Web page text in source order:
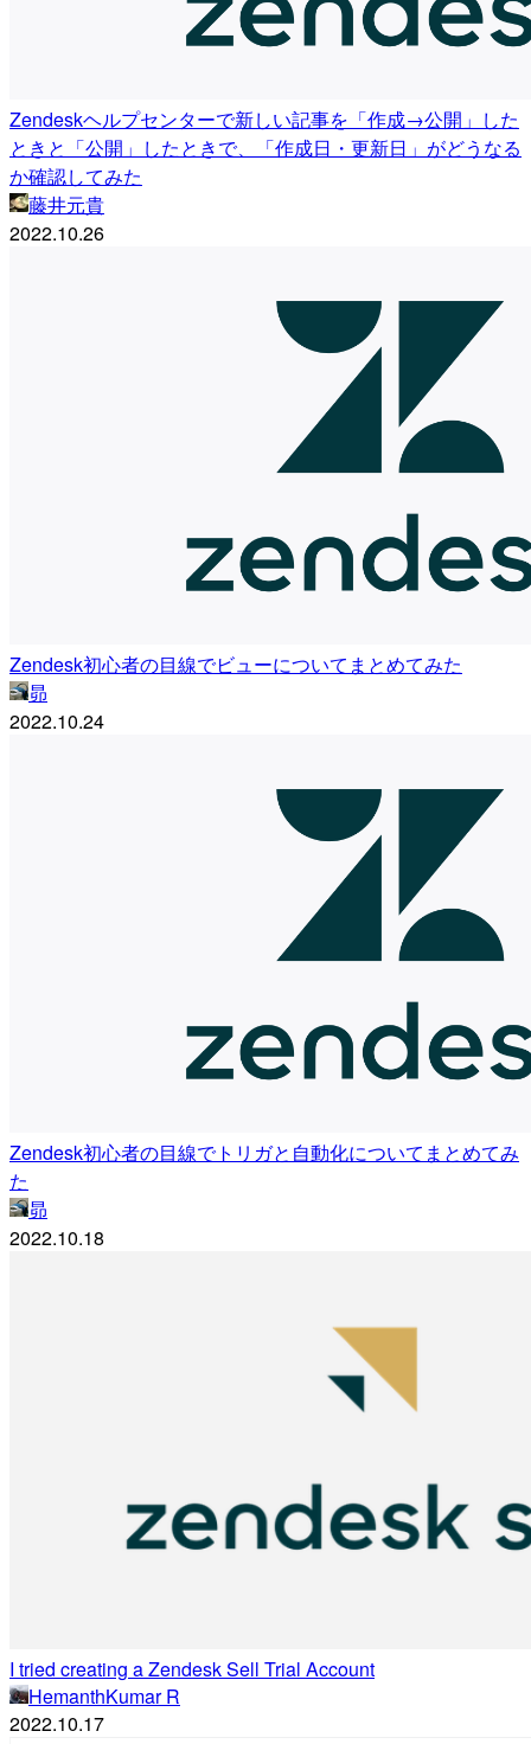
Zendeskヘルプセンターで新しい記事を「作成→公開」した
ときと「公開」したときで、「作成日・更新日」がどうなる
か確認してみた
藤井元貴
2022.10.26
Zendesk初心者の目線でビューについてまとめてみた
昴
2022.10.24
Zendesk初心者の目線でトリガと自動化についてまとめてみ
た
昴
2022.10.18
I tried creating a Zendesk Sell Trial Account
HemanthKumar R
2022.10.17